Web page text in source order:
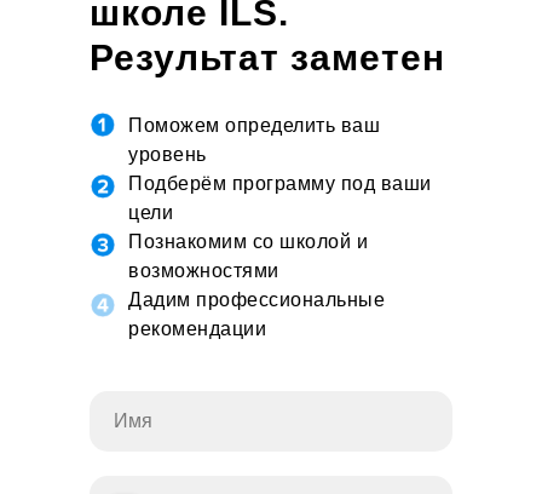
школе ILS.
Результат заметен
уже на первом
занятии
Поможем определить ваш
уровень
Подберём программу под ваши
цели
Познакомим со школой и
возможностями
Дадим профессиональные
рекомендации